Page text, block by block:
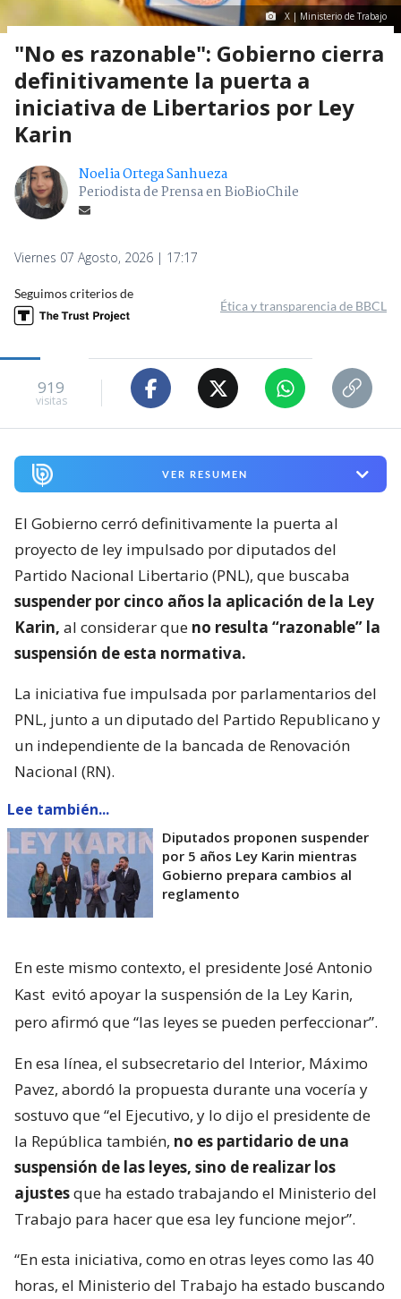
X | Ministerio de Trabajo
"No es razonable": Gobierno cierra
definitivamente la puerta a
iniciativa de Libertarios por Ley
Karin
Noelia Ortega Sanhueza
Periodista de Prensa en BioBioChile
Viernes 07 Agosto, 2026 | 17:17
Seguimos criterios de
Ética y transparencia de BBCL
919
visitas
VER RESUMEN
El Gobierno cerró definitivamente la puerta al
proyecto de ley impulsado por diputados del
Partido Nacional Libertario (PNL), que buscaba
suspender por cinco años la aplicación de la Ley
Karin, al considerar que no resulta “razonable” la
suspensión de esta normativa.
La iniciativa fue impulsada por parlamentarios del
PNL, junto a un diputado del Partido Republicano y
un independiente de la bancada de Renovación
Nacional (RN).
Lee también...
Diputados proponen suspender
por 5 años Ley Karin mientras
Gobierno prepara cambios al
reglamento
En este mismo contexto, el presidente José Antonio
Kast evitó apoyar la suspensión de la Ley Karin,
pero afirmó que “las leyes se pueden perfeccionar”.
En esa línea, el subsecretario del Interior, Máximo
Pavez, abordó la propuesta durante una vocería y
sostuvo que “el Ejecutivo, y lo dijo el presidente de
la República también, no es partidario de una
suspensión de las leyes, sino de realizar los
ajustesque ha estado trabajando el Ministerio del
Trabajo para hacer que esa ley funcione mejor”.
“En esta iniciativa, como en otras leyes como las 40
horas, el Ministerio del Trabajo ha estado buscando